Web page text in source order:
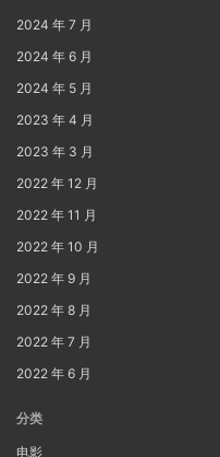
2024 年 7 月
2024 年 6 月
2024 年 5 月
2023 年 4 月
2023 年 3 月
2022 年 12 月
2022 年 11 月
2022 年 10 月
2022 年 9 月
2022 年 8 月
2022 年 7 月
2022 年 6 月
分类
电影